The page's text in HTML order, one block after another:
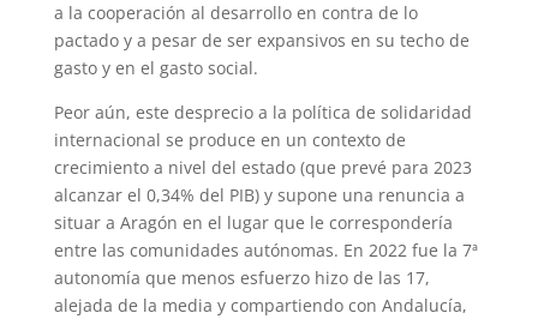
a la cooperación al desarrollo en contra de lo
pactado y a pesar de ser expansivos en su techo de
gasto y en el gasto social.
Peor aún, este desprecio a la política de solidaridad
internacional se produce en un contexto de
crecimiento a nivel del estado (que prevé para 2023
alcanzar el 0,34% del PIB) y supone una renuncia a
situar a Aragón en el lugar que le correspondería
entre las comunidades autónomas. En 2022 fue la 7ª
autonomía que menos esfuerzo hizo de las 17,
alejada de la media y compartiendo con Andalucía,